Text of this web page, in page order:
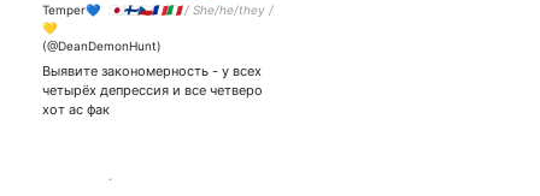
🇯🇵🇫🇮🇨🇿🇫🇷🇮🇹 / She/he/they /
(esp RE & DMC) / Ветеран
Выявите закономерность - у всех
четырёх депрессия и все четверо
хот ас фак
.